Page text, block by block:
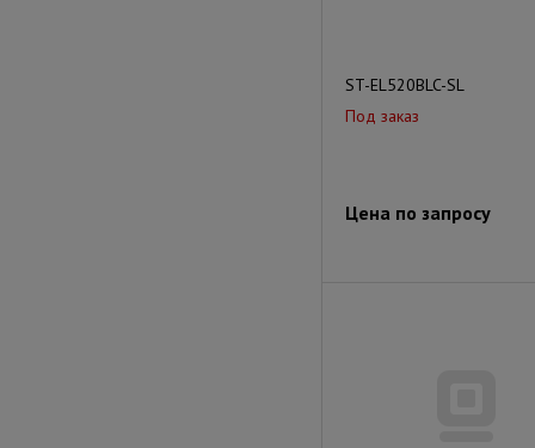
ST-EL520BLC-SL
Под заказ
Цена по запросу